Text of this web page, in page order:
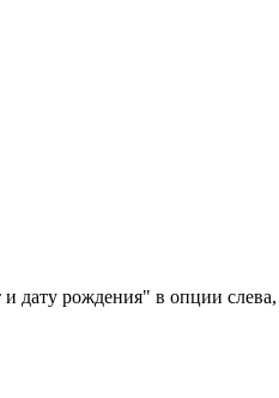
дату рождения" в опции